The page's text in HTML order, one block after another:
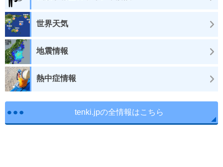
世界天気
地震情報
熱中症情報
tenki.jpの全情報はこちら